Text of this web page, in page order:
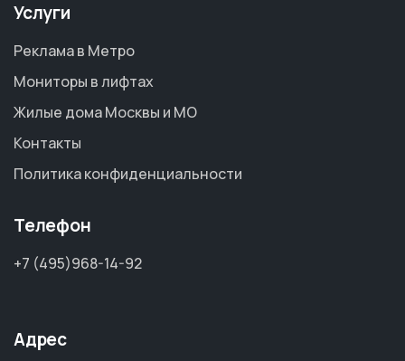
Услуги
Реклама в Метро
Мониторы в лифтах
Жилые дома Москвы и МО
Контакты
Политика конфиденциальности
Телефон
+7 (495)968-14-92
Адрес